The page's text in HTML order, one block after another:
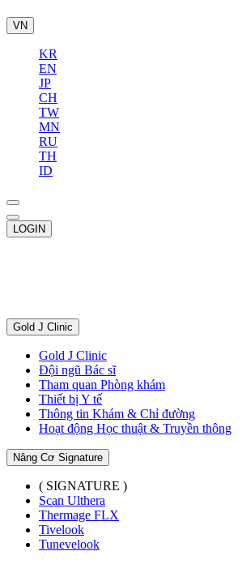
VN
KR
EN
JP
CH
TW
MN
RU
TH
ID
LOGIN
Gold J Clinic
Gold J Clinic
Đội ngũ Bác sĩ
Tham quan Phòng khám
Thiết bị Y tế
Thông tin Khám & Chỉ đường
Hoạt động Học thuật & Truyền thông
Nâng Cơ Signature
( SIGNATURE )
Scan Ulthera
Thermage FLX
Tivelook
Tunevelook